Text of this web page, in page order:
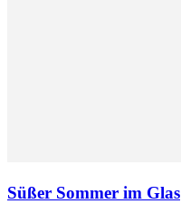
Süßer Sommer im Glas